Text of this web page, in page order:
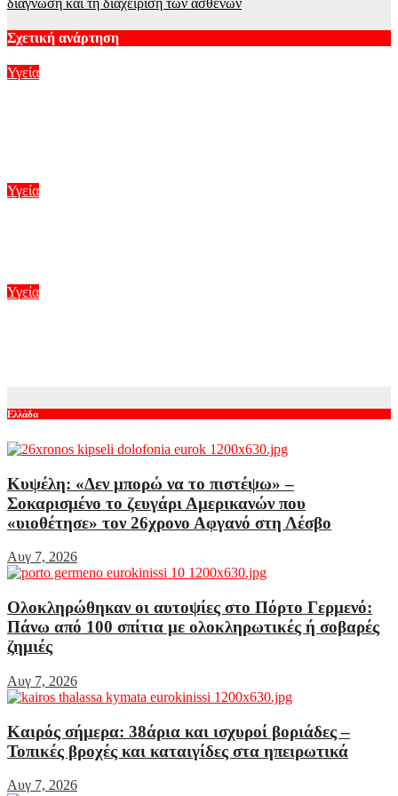
Σχετική ανάρτηση
Υγεία
Υγεία
Υγεία
Ελλάδα
Κυψέλη: «Δεν μπορώ να το πιστέψω» –
Σοκαρισμένο το ζευγάρι Αμερικανών που
«υιοθέτησε» τον 26χρονο Αφγανό στη Λέσβο
Αυγ 7, 2026
Ολοκληρώθηκαν οι αυτοψίες στο Πόρτο Γερμενό:
Πάνω από 100 σπίτια με ολοκληρωτικές ή σοβαρές
ζημιές
Αυγ 7, 2026
Καιρός σήμερα: 38άρια και ισχυροί βοριάδες –
Τοπικές βροχές και καταιγίδες στα ηπειρωτικά
Αυγ 7, 2026